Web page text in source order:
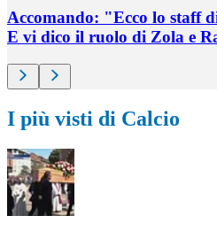
Accomando: "Ecco lo staff
E vi dico il ruolo di Zola e
I più visti di Calcio